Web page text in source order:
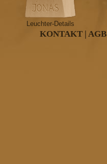
Leuchter-Details
KONTAKT | AGB